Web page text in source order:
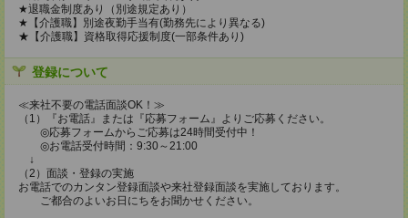
★退職金制度あり（別途規定あり）
★【介護職】別途夜勤手当有(勤務先により異なる)
★【介護職】資格取得応援制度(一部条件あり)
登録について
≪来社不要の電話面談OK！≫
（1）『お電話』または『応募フォーム』よりご応募ください。
◎応募フォームからご応募は24時間受付中！
◎お電話受付時間：9:30～21:00
↓
（2）面談・登録の実施
お電話でのカンタン登録面談や来社登録面談を実施しております。
ご都合のよいお日にちをお聞かせください。